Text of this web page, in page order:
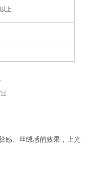
上
感、丝绒感的效果，上光